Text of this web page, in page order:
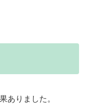
ありました。